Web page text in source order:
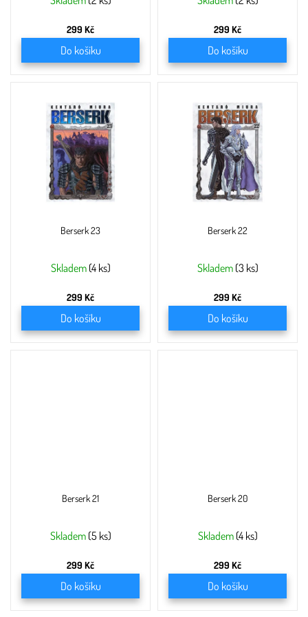
299 Kč
Do košíku
299 Kč
Do košíku
Berserk 23
Skladem (4 ks)
299 Kč
Do košíku
Berserk 22
Skladem (3 ks)
299 Kč
Do košíku
Berserk 21
Skladem (5 ks)
299 Kč
Do košíku
Berserk 20
Skladem (4 ks)
299 Kč
Do košíku